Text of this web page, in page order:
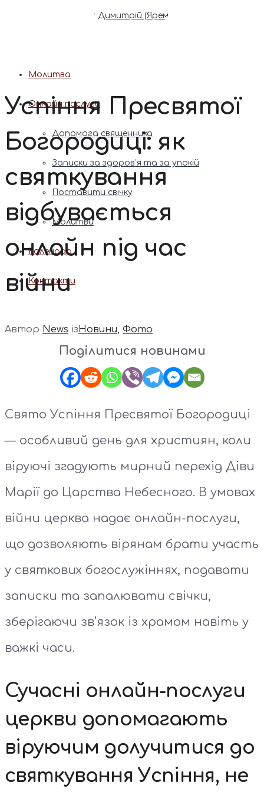
Патріарх Димитрій (Ярема)
Молитва
Онлайн послуги
Допомога священника
Записки за здоров’я та за упокій
Поставити свічку
Молитви
Календар
Контакти
Успіння Пресвятої
Богородиці: як
святкування
відбувається
онлайн під час
війни
Автор News ізНовини, Фото
Поділитися новинами
Свято Успіння Пресвятої Богородиці
— особливий день для християн, коли
віруючі згадують мирний перехід Діви
Марії до Царства Небесного. В умовах
війни церква надає онлайн-послуги,
що дозволяють вірянам брати участь
у святкових богослужіннях, подавати
записки та запалювати свічки,
зберігаючи зв’язок із храмом навіть у
важкі часи.
Сучасні онлайн-послуги
церкви допомагають
віруючим долучитися до
святкування Успіння, не